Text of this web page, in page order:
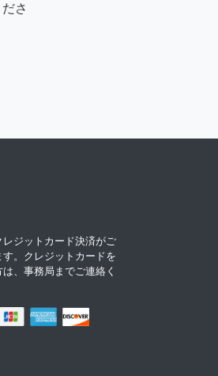
さ
レジットカード決済がご
。クレジットカードを
、事務局までご連絡く